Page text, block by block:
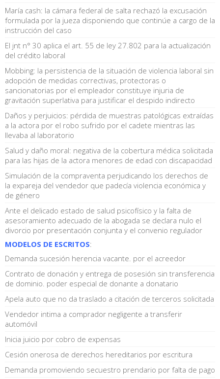
María cash: la cámara federal de salta rechazó la excusación
formulada por la jueza disponiendo que continúe a cargo de la
instrucción del caso
El jnt n° 30 aplica el art. 55 de ley 27.802 para la actualización
del crédito laboral
Mobbing: la persistencia de la situación de violencia laboral sin
adopción de medidas correctivas, protectoras o
sancionatorias por el empleador constituye injuria de
gravitación superlativa para justificar el despido indirecto
Daños y perjuicios: pérdida de muestras patológicas extraídas
a la actora por el robo sufrido por el cadete mientras las
llevaba al laboratorio
Salud y daño moral: negativa de la cobertura médica solicitada
para las hijas de la actora menores de edad con discapacidad
Simulación de la compraventa perjudicando los derechos de
la expareja del vendedor que padecía violencia económica y
de género
Ante el delicado estado de salud psicofísico y la falta de
asesoramiento adecuado de la abogada se declara nulo el
divorcio por presentación conjunta y el convenio regulador
MODELOS DE ESCRITOS:
Demanda sucesión herencia vacante. por el acreedor
Contrato de donación y entrega de posesión sin transferencia
de dominio. poder especial de donante a donatario
Apela auto que no da traslado a citación de terceros solicitada
Vendedor intima a comprador negligente a transferir
automóvil
Inicia juicio por cobro de expensas
Cesión onerosa de derechos hereditarios por escritura
Demanda promoviendo secuestro prendario por falta de pago